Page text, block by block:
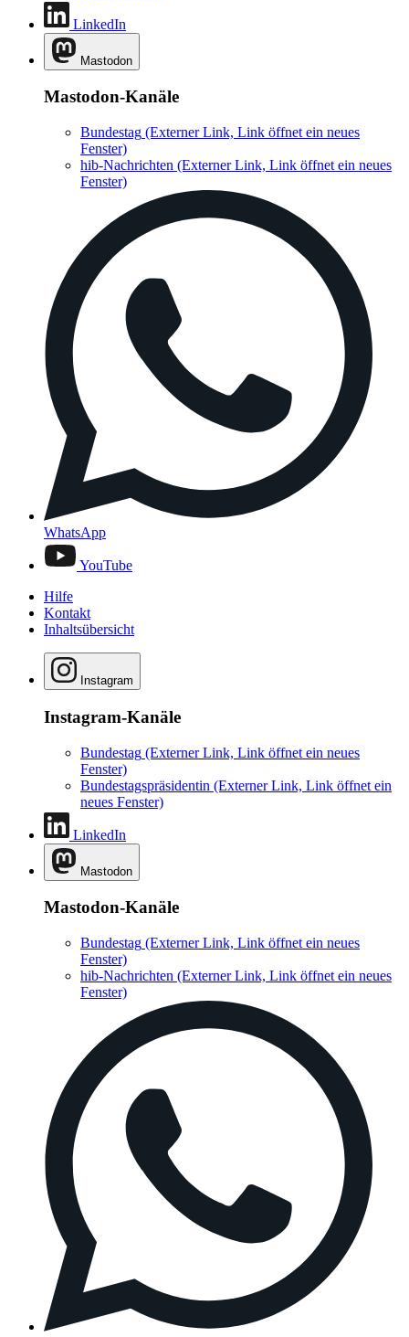
LinkedIn
Mastodon
Mastodon-Kanäle
Bundestag (Externer Link, Link öffnet ein neues
Fenster)
hib-Nachrichten (Externer Link, Link öffnet ein neues
Fenster)
WhatsApp
YouTube
Hilfe
Kontakt
Inhaltsübersicht
Instagram
Instagram-Kanäle
Bundestag (Externer Link, Link öffnet ein neues
Fenster)
Bundestagspräsidentin (Externer Link, Link öffnet ein
neues Fenster)
LinkedIn
Mastodon
Mastodon-Kanäle
Bundestag (Externer Link, Link öffnet ein neues
Fenster)
hib-Nachrichten (Externer Link, Link öffnet ein neues
Fenster)